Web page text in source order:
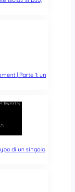
| Parte 1: un
di un singolo